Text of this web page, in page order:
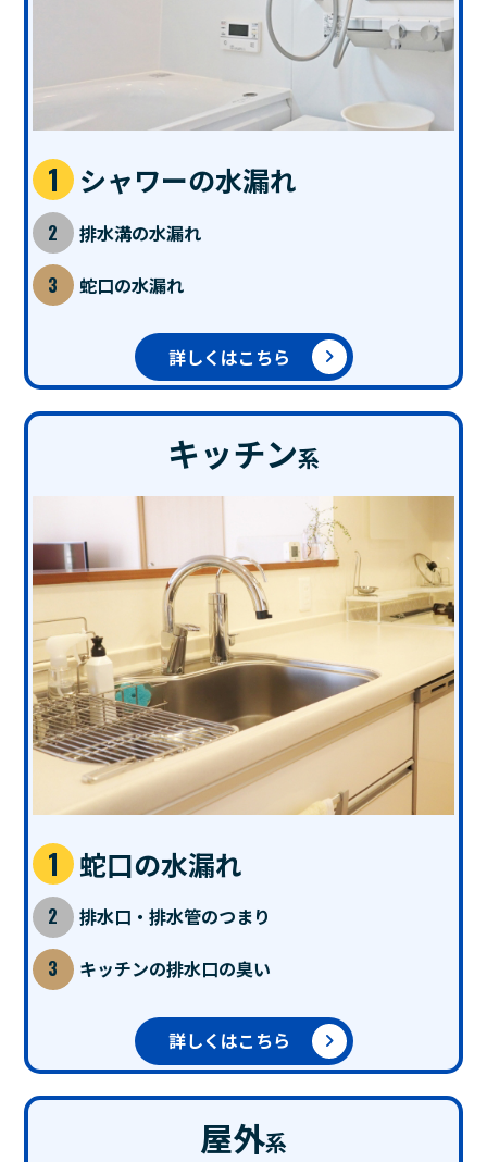
シャワーの水漏れ
排水溝の水漏れ
蛇口の水漏れ
詳しくはこちら
キッチン系
蛇口の水漏れ
排水口・排水管のつまり
キッチンの排水口の臭い
詳しくはこちら
屋外系